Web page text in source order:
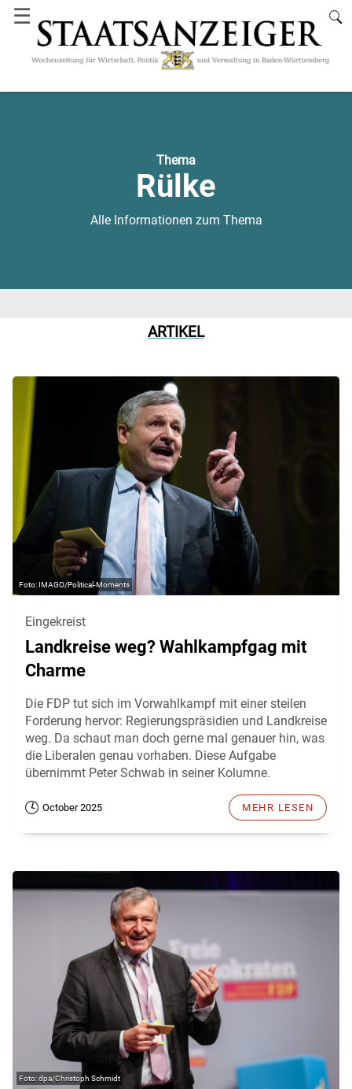
☰
Thema
Rülke
Alle Informationen zum Thema
ARTIKEL
IMAGO/Political-Moments
Eingekreist
Landkreise weg? Wahlkampfgag mit
Charme
Die FDP tut sich im Vorwahlkampf mit einer steilen
Forderung hervor: Regierungspräsidien und Landkreise
weg. Da schaut man doch gerne mal genauer hin, was
die Liberalen genau vorhaben. Diese Aufgabe
übernimmt Peter Schwab in seiner Kolumne.
October 2025 MEHR LESEN
dpa/Christoph Schmidt